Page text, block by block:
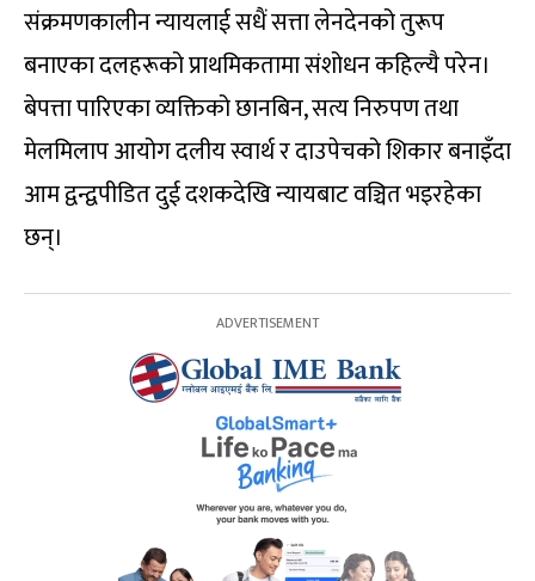
संक्रमणकालीन न्यायलाई सधैं सत्ता लेनदेनको तुरूप
बनाएका दलहरूको प्राथमिकतामा संशोधन कहिल्यै परेन।
बेपत्ता पारिएका व्यक्तिको छानबिन, सत्य निरुपण तथा
मेलमिलाप आयोग दलीय स्वार्थ र दाउपेचको शिकार बनाइँदा
आम द्वन्द्वपीडित दुई दशकदेखि न्यायबाट वञ्चित भइरहेका
छन्।